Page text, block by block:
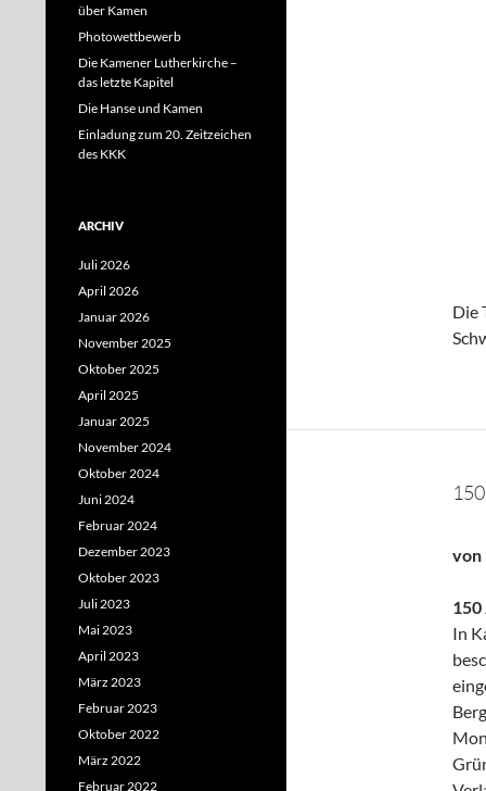
Die
von
150
In
über Kamen
Photowettbewerb
Die Kamener Lutherkirche –
das letzte Kapitel
Die Hanse und Kamen
Einladung zum 20. Zeitzeichen
des KKK
ARCHIV
Juli 2026
April 2026
Januar 2026
November 2025
Oktober 2025
April 2025
Januar 2025
November 2024
Oktober 2024
Juni 2024
Februar 2024
Dezember 2023
Oktober 2023
Juli 2023
Mai 2023
April 2023
März 2023
Februar 2023
Oktober 2022
März 2022
Februar 2022